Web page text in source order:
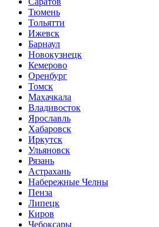
Тюмень
Тольятти
Ижевск
Барнаул
Новокузнецк
Кемерово
Оренбург
Томск
Махачкала
Владивосток
Ярославль
Хабаровск
Иркутск
Ульяновск
Рязань
Астрахань
Набережные Челны
Пенза
Липецк
Киров
Чебоксары